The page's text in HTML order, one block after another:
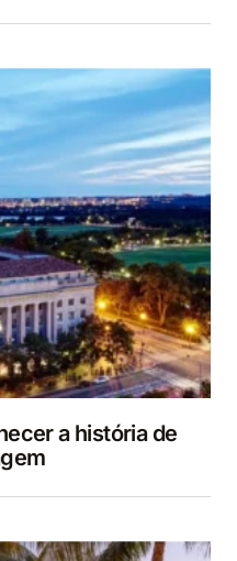
a história de